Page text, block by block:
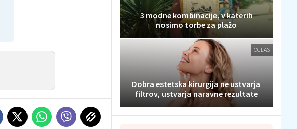
3 modne kombinacije, v katerih
nosimo torbe za plažo
OGLAS
Dobra estetska kirurgija ne ustvarja
filtrov, ustvarja naravne rezultate